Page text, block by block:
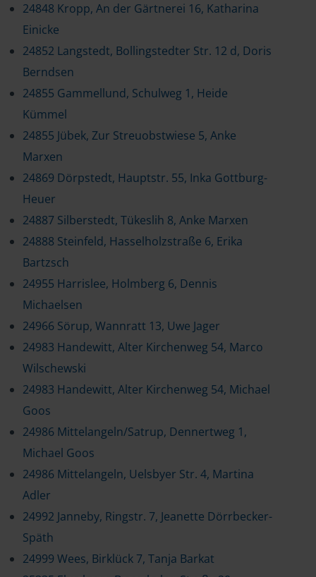
24848 Kropp, An der Gärtnerei 16, Katharina
Einicke
24852 Langstedt, Bollingstedter Str. 12 d, Doris
Berndsen
24855 Gammellund, Schulweg 1, Heide
Kümmel
24855 Jübek, Zur Streuobstwiese 5, Anke
Marxen
24869 Dörpstedt, Hauptstr. 55, Inka Gottburg-
Heuer
24887 Silberstedt, Tükeslih 8, Anke Marxen
24888 Steinfeld, Hasselholzstraße 6, Erika
Bartzsch
24955 Harrislee, Holmberg 6, Dennis
Michaelsen
24966 Sörup, Wannratt 13, Uwe Jager
24983 Handewitt, Alter Kirchenweg 54, Marco
Wilschewski
24983 Handewitt, Alter Kirchenweg 54, Michael
Goos
24986 Mittelangeln/Satrup, Dennertweg 1,
Michael Goos
24986 Mittelangeln, Uelsbyer Str. 4, Martina
Adler
24992 Janneby, Ringstr. 7, Jeanette Dörrbecker-
Späth
24999 Wees, Birklück 7, Tanja Barkat